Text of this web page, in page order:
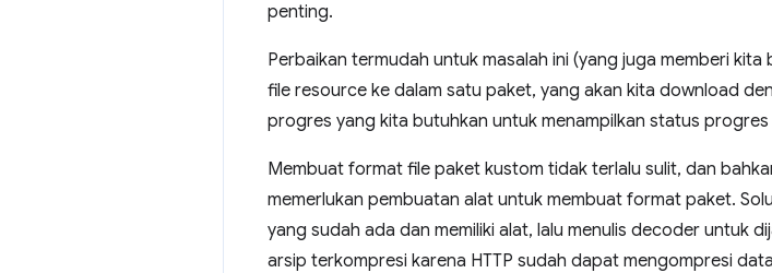
penting.
Perbaikan termudah untuk masalah ini (yang juga memberi
file resource ke dalam satu paket, yang akan kita download
progres yang kita butuhkan untuk menampilkan status
Membuat format file paket kustom tidak terlalu sulit, dan
memerlukan pembuatan alat untuk membuat format paket.
yang sudah ada dan memiliki alat, lalu menulis decoder untuk
arsip terkompresi karena HTTP sudah dapat mengompresi